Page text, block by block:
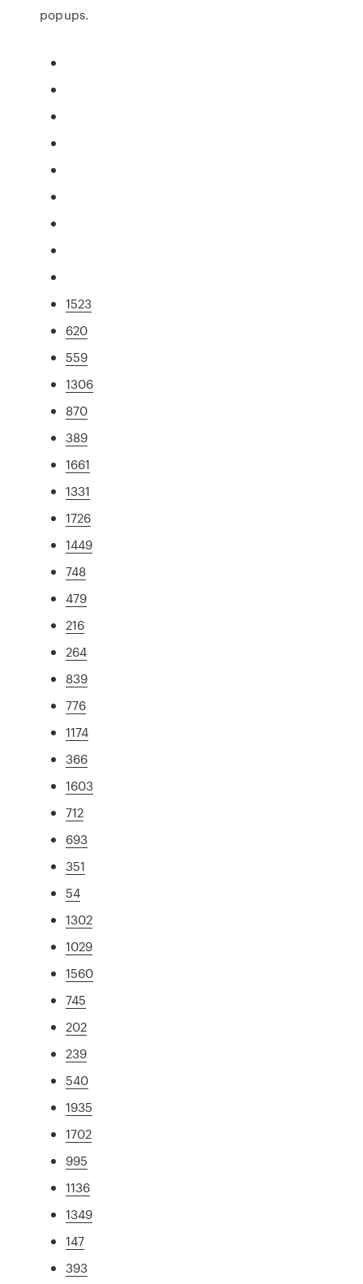
popups.
1523
620
559
1306
870
389
1661
1331
1726
1449
748
479
216
264
839
776
1174
366
1603
712
693
351
54
1302
1029
1560
745
202
239
540
1935
1702
995
1136
1349
147
393